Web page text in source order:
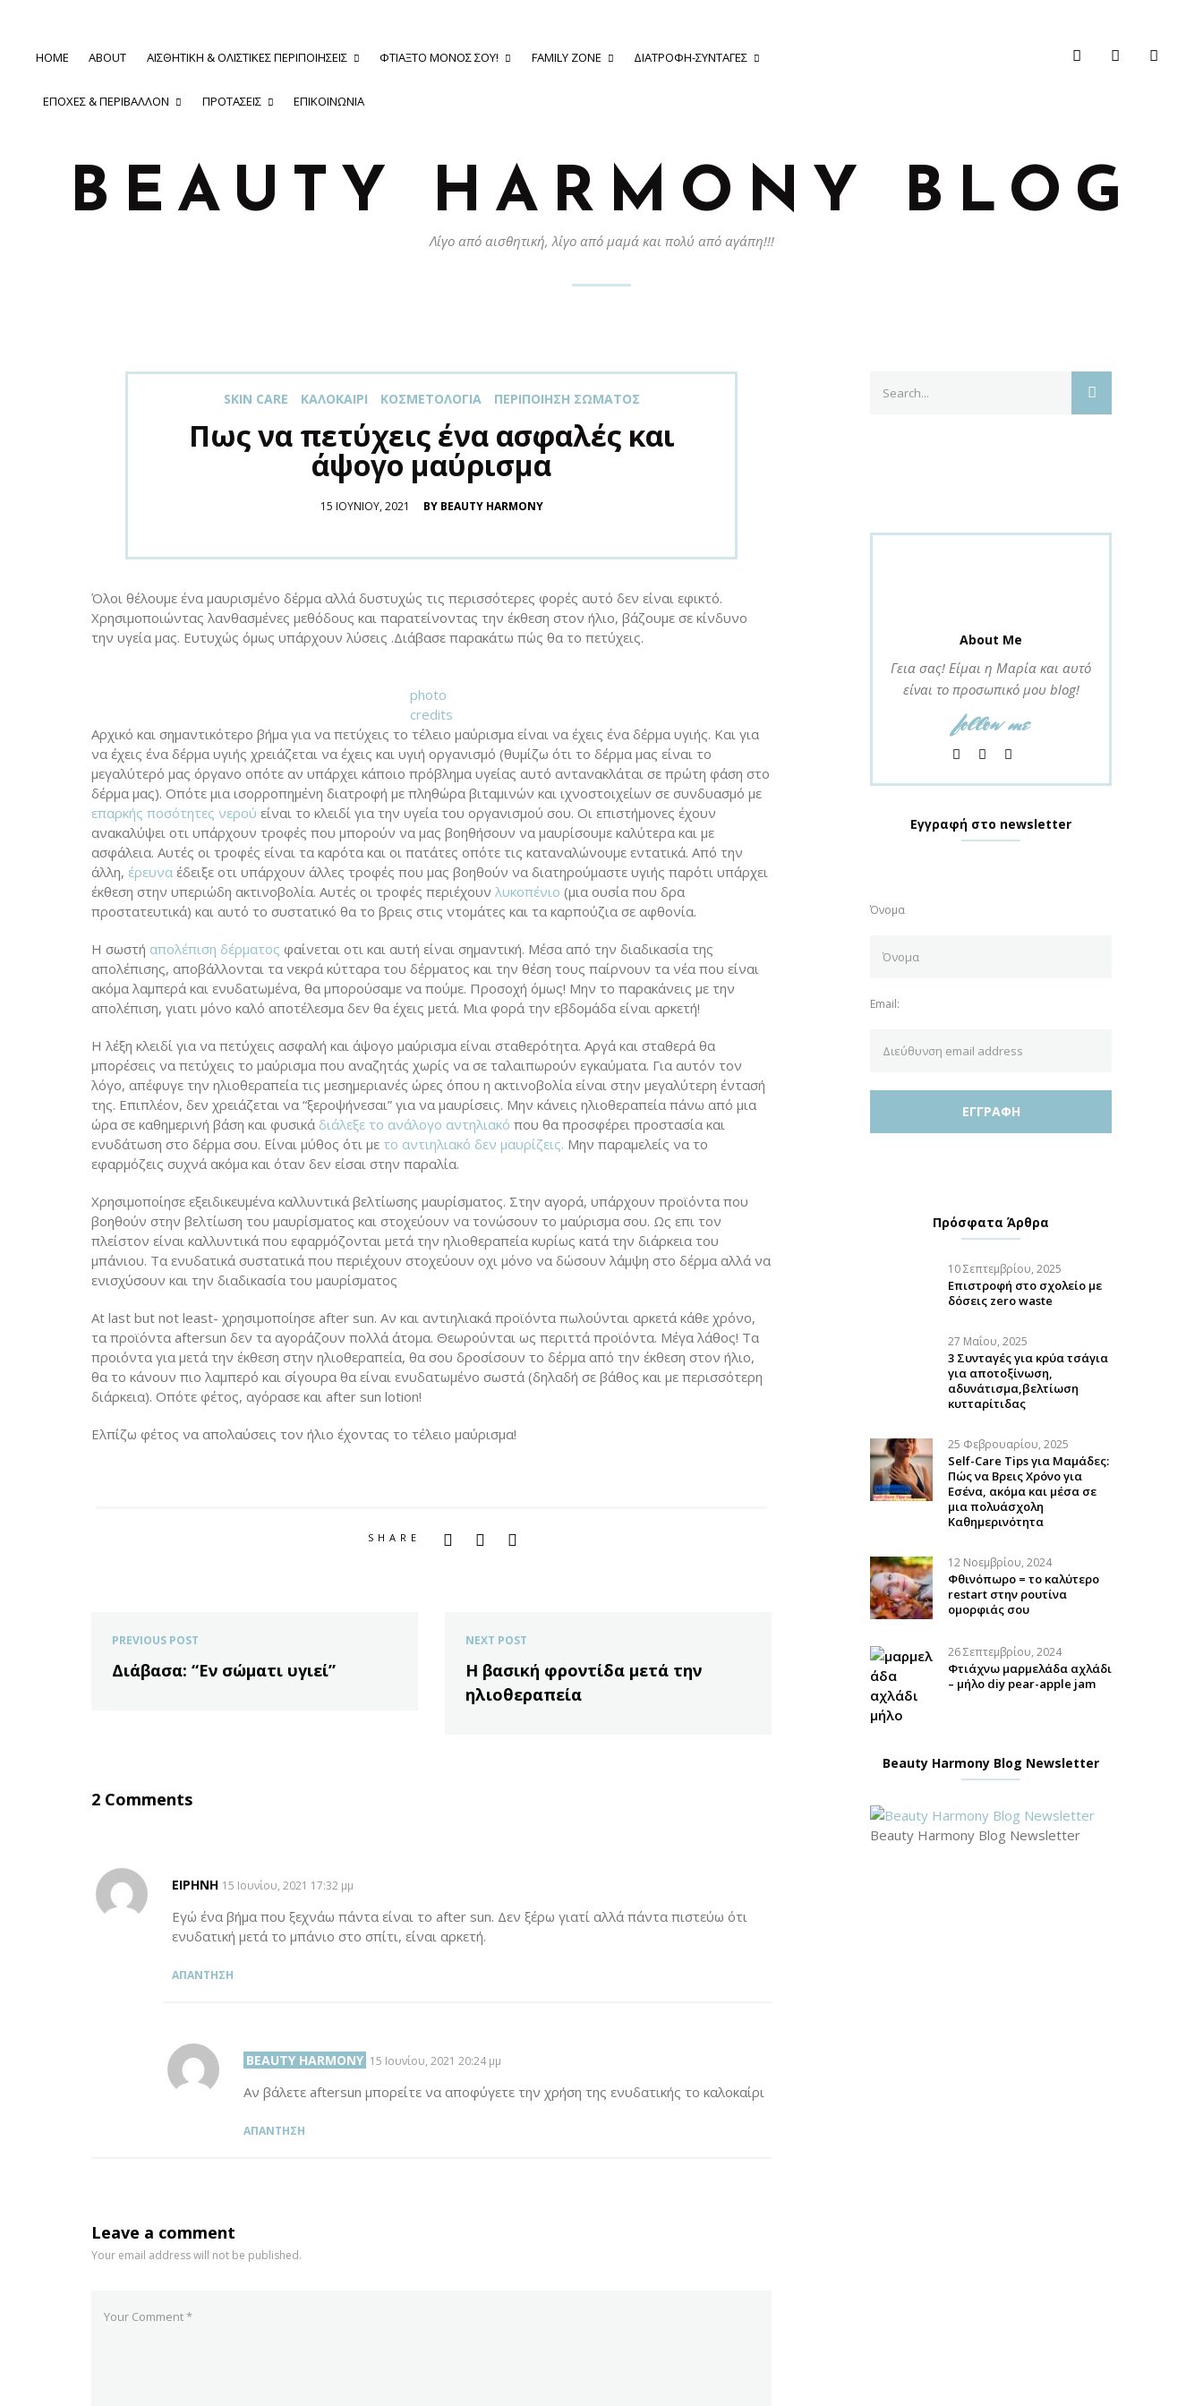
HOME ABOUT ΑΙΣΘΗΤΙΚΉ & ΟΛΙΣΤΙΚΈΣ ΠΕΡΙΠΟΙΉΣΕΙΣ ΦΤΙΆΞΤΟ ΜΌΝΟΣ ΣΟΥ! FAMILY ZONE ΔΙΑΤΡΟΦΉ-ΣΥΝΤΑΓΈΣ
ΕΠΟΧΈΣ & ΠΕΡΙΒΆΛΛΟΝ ΠΡΟΤΆΣΕΙΣ ΕΠΙΚΟΙΝΩΝΊΑ
BEAUTY HARMONY BLOG
Λίγο από αισθητική, λίγο από μαμά και πολύ από αγάπη!!!
SKIN CARE ΚΑΛΟΚΑΊΡΙ ΚΟΣΜΕΤΟΛΟΓΊΑ ΠΕΡΙΠΟΊΗΣΗ ΣΏΜΑΤΟΣ
Πως να πετύχεις ένα ασφαλές και
άψογο μαύρισμα
POSTED
15 ΙΟΥΝΊΟΥ, 2021 BY BEAUTY HARMONY
Όλοι θέλουμε ένα μαυρισμένο δέρμα αλλά δυστυχώς τις περισσότερες φορές αυτό δεν είναι εφικτό.
Χρησιμοποιώντας λανθασμένες μεθόδους και παρατείνοντας την έκθεση στον ήλιο, βάζουμε σε κίνδυνο
την υγεία μας. Ευτυχώς όμως υπάρχουν λύσεις .Διάβασε παρακάτω πώς θα το πετύχεις.
photo
credits
Αρχικό και σημαντικότερο βήμα για να πετύχεις το τέλειο μαύρισμα είναι να έχεις ένα δέρμα υγιής. Και για
να έχεις ένα δέρμα υγιής χρειάζεται να έχεις και υγιή οργανισμό (θυμίζω ότι το δέρμα μας είναι το
μεγαλύτερό μας όργανο οπότε αν υπάρχει κάποιο πρόβλημα υγείας αυτό αντανακλάται σε πρώτη φάση στο
δέρμα μας). Οπότε μια ισορροπημένη διατροφή με πληθώρα βιταμινών και ιχνοστοιχείων σε συνδυασμό με
επαρκής ποσότητες νερού είναι το κλειδί για την υγεία του οργανισμού σου. Οι επιστήμονες έχουν
ανακαλύψει οτι υπάρχουν τροφές που μπορούν να μας βοηθήσουν να μαυρίσουμε καλύτερα και με
ασφάλεια. Αυτές οι τροφές είναι τα καρότα και οι πατάτες οπότε τις καταναλώνουμε εντατικά. Από την
άλλη, έρευνα έδειξε οτι υπάρχουν άλλες τροφές που μας βοηθούν να διατηρούμαστε υγιής παρότι υπάρχει
έκθεση στην υπεριώδη ακτινοβολία. Αυτές οι τροφές περιέχουν λυκοπένιο (μια ουσία που δρα
προστατευτικά) και αυτό το συστατικό θα το βρεις στις ντομάτες και τα καρπούζια σε αφθονία.
Η σωστή απολέπιση δέρματος φαίνεται οτι και αυτή είναι σημαντική. Μέσα από την διαδικασία της
απολέπισης, αποβάλλονται τα νεκρά κύτταρα του δέρματος και την θέση τους παίρνουν τα νέα που είναι
ακόμα λαμπερά και ενυδατωμένα, θα μπορούσαμε να πούμε. Προσοχή όμως! Μην το παρακάνεις με την
απολέπιση, γιατι μόνο καλό αποτέλεσμα δεν θα έχεις μετά. Μια φορά την εβδομάδα είναι αρκετή!
Η λέξη κλειδί για να πετύχεις ασφαλή και άψογο μαύρισμα είναι σταθερότητα. Αργά και σταθερά θα
μπορέσεις να πετύχεις το μαύρισμα που αναζητάς χωρίς να σε ταλαιπωρούν εγκαύματα. Για αυτόν τον
λόγο, απέφυγε την ηλιοθεραπεία τις μεσημεριανές ώρες όπου η ακτινοβολία είναι στην μεγαλύτερη έντασή
της. Επιπλέον, δεν χρειάζεται να “ξεροψήνεσαι” για να μαυρίσεις. Μην κάνεις ηλιοθεραπεία πάνω από μια
ώρα σε καθημερινή βάση και φυσικά διάλεξε το ανάλογο αντηλιακό που θα προσφέρει προστασία και
ενυδάτωση στο δέρμα σου. Είναι μύθος ότι με το αντιηλιακό δεν μαυρίζεις. Μην παραμελείς να το
εφαρμόζεις συχνά ακόμα και όταν δεν είσαι στην παραλία.
Χρησιμοποίησε εξειδικευμένα καλλυντικά βελτίωσης μαυρίσματος. Στην αγορά, υπάρχουν προϊόντα που
βοηθούν στην βελτίωση του μαυρίσματος και στοχεύουν να τονώσουν το μαύρισμα σου. Ως επι τον
πλείστον είναι καλλυντικά που εφαρμόζονται μετά την ηλιοθεραπεία κυρίως κατά την διάρκεια του
μπάνιου. Τα ενυδατικά συστατικά που περιέχουν στοχεύουν οχι μόνο να δώσουν λάμψη στο δέρμα αλλά να
ενισχύσουν και την διαδικασία του μαυρίσματος
At last but not least- χρησιμοποίησε after sun. Αν και αντιηλιακά προϊόντα πωλούνται αρκετά κάθε χρόνο,
τα προϊόντα aftersun δεν τα αγοράζουν πολλά άτομα. Θεωρούνται ως περιττά προϊόντα. Μέγα λάθος! Τα
προιόντα για μετά την έκθεση στην ηλιοθεραπεία, θα σου δροσίσουν το δέρμα από την έκθεση στον ήλιο,
θα το κάνουν πιο λαμπερό και σίγουρα θα είναι ενυδατωμένο σωστά (δηλαδή σε βάθος και με περισσότερη
διάρκεια). Οπότε φέτος, αγόρασε και after sun lotion!
Ελπίζω φέτος να απολαύσεις τον ήλιο έχοντας το τέλειο μαύρισμα!
SHARE
PREVIOUS POST
Διάβασα: “Eν σώματι υγιεί”
NEXT POST
Η βασική φροντίδα μετά την
ηλιοθεραπεία
2 Comments
ΕΙΡΉΝΗ SAYS:
15 Ιουνίου, 2021 17:32 μμ
Εγώ ένα βήμα που ξεχνάω πάντα είναι το after sun. Δεν ξέρω γιατί αλλά πάντα πιστεύω ότι
ενυδατική μετά το μπάνιο στο σπίτι, είναι αρκετή.
ΑΠΆΝΤΗΣΗ
BEAUTY HARMONY SAYS:
15 Ιουνίου, 2021 20:24 μμ
Αν βάλετε aftersun μπορείτε να αποφύγετε την χρήση της ενυδατικής το καλοκαίρι
ΑΠΆΝΤΗΣΗ
Leave a comment
Your email address will not be published.
for:
SEARCH
About Me
Γεια σας! Είμαι η Μαρία και αυτό
είναι το προσωπικό μου blog!
follow me
Εγγραφή στο newsletter
Όνομα
Email:
Πρόσφατα Άρθρα
10 Σεπτεμβρίου, 2025
Επιστροφή στο σχολείο με
δόσεις zero waste
27 Μαΐου, 2025
3 Συνταγές για κρύα τσάγια
για αποτοξίνωση,
αδυνάτισμα,βελτίωση
κυτταρίτιδας
25 Φεβρουαρίου, 2025
Self-Care Tips για Μαμάδες:
Πώς να Βρεις Χρόνο για
Εσένα, ακόμα και μέσα σε
μια πολυάσχολη
Καθημερινότητα
12 Νοεμβρίου, 2024
Φθινόπωρο = το καλύτερο
restart στην ρουτίνα
ομορφιάς σου
26 Σεπτεμβρίου, 2024
Φτιάχνω μαρμελάδα αχλάδι
– μήλο diy pear-apple jam
Beauty Harmony Blog Newsletter
Beauty Harmony Blog Newsletter